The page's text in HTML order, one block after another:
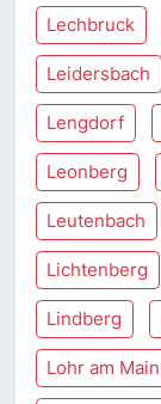
Lechbruck
Leidersbach
Lengdorf
Leonberg
Leutenbach
Lichtenberg
Lindberg
Lohr am Main